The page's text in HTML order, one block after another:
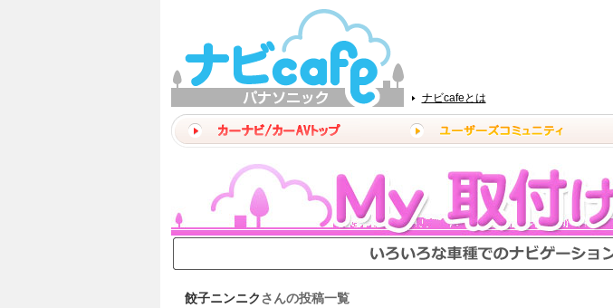
ナビcafeとは
餃子ニンニク さんの投稿一覧